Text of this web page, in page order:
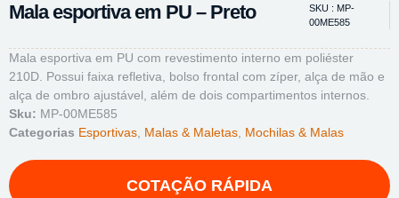
Mala esportiva em PU – Preto
SKU : MP-
00ME585
Mala esportiva em PU com revestimento interno em poliéster
210D. Possui faixa refletiva, bolso frontal com zíper, alça de mão e
alça de ombro ajustável, além de dois compartimentos internos.
Sku: MP-00ME585
Categorias Esportivas, Malas & Maletas, Mochilas & Malas